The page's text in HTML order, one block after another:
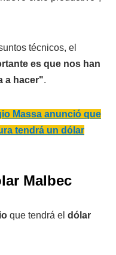
técnicos, el
es que nos han
a hacer".
Massa anunció que
tendrá un dólar
Malbec
que tendrá el dólar